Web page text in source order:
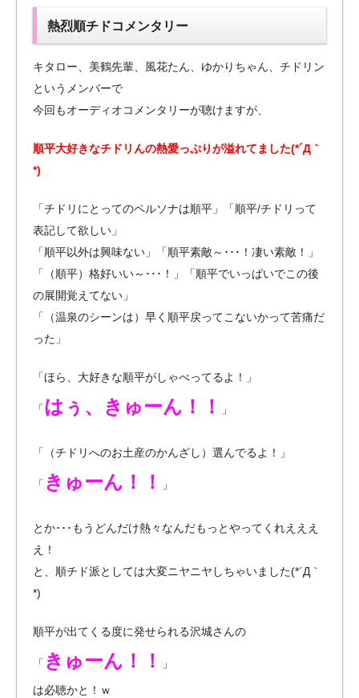
熱烈順チドコメンタリー
キタロー、美鶴先輩、風花たん、ゆかりちゃん、チドリン
というメンバーで
今回もオーディオコメンタリーが聴けますが、
順平大好きなチドリんの熱愛っぷりが溢れてました(*´Д｀
*)
「チドリにとってのペルソナは順平」「順平/チドリって
表記して欲しい」
「順平以外は興味ない」「順平素敵～･･･！凄い素敵！」
「（順平）格好いい～･･･！」「順平でいっぱいでこの後
の展開覚えてない」
「（温泉のシーンは）早く順平戻ってこないかって苦痛だ
った」
「ほら、大好きな順平がしゃべってるよ！」
「はぅ、きゅーん！！ 」
「（チドリへのお土産のかんざし）選んでるよ！」
「 きゅーん！！ 」
とか･･･もうどんだけ熱々なんだもっとやってくれえええ
え！
と、順チド派としては大変ニヤニヤしちゃいました(*´Д｀
*)
順平が出てくる度に発せられる沢城さんの
「 きゅーん！！ 」
は必聴かと！ｗ